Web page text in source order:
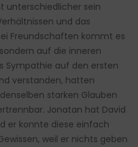
unterschiedlicher sein
und das
Freundschaften kommt es
auf die inneren
Sympathie auf den ersten
verstanden, hatten
starken Glauben
Jonatan hat David
er konnte diese einfach
weil er nichts geben